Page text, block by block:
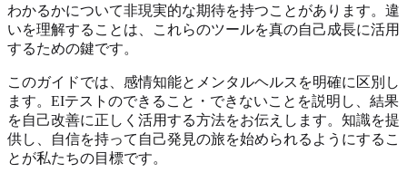
わかるかについて非現実的な期待を持つことがあります。違
いを理解することは、これらのツールを真の自己成長に活用
するための鍵です。
このガイドでは、感情知能とメンタルヘルスを明確に区別し
ます。EIテストのできること・できないことを説明し、結果
を自己改善に正しく活用する方法をお伝えします。知識を提
供し、自信を持って自己発見の旅を始められるようにするこ
とが私たちの目標です。